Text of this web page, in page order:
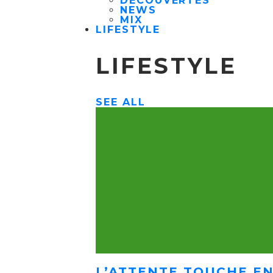
NEWS
MIX
LIFESTYLE
LIFESTYLE
SEE ALL